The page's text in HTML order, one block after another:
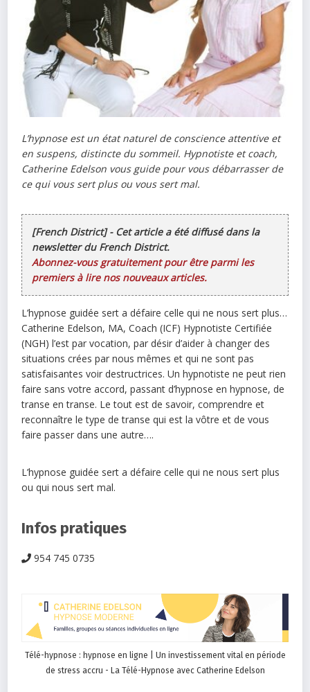
L’hypnose est un état naturel de conscience attentive et
en suspens, distincte du sommeil. Hypnotiste et coach,
Catherine Edelson vous guide pour vous débarrasser de
ce qui vous sert plus ou vous sert mal.
[French District] - Cet article a été diffusé dans la
newsletter du French District.
Abonnez-vous gratuitement pour être parmi les
premiers à lire nos nouveaux articles.
L’hypnose guidée sert a défaire celle qui ne nous sert plus…
Catherine Edelson, MA, Coach (ICF) Hypnotiste Certifiée
(NGH) l’est par vocation, par désir d’aider à changer des
situations crées par nous mêmes et qui ne sont pas
satisfaisantes voir destructrices. Un hypnotiste ne peut rien
faire sans votre accord, passant d’hypnose en hypnose, de
transe en transe. Le tout est de savoir, comprendre et
reconnaître le type de transe qui est la vôtre et de vous
faire passer dans une autre….
L’hypnose guidée sert a défaire celle qui ne nous sert plus
ou qui nous sert mal.
Infos pratiques
954 745 0735
Télé-hypnose : hypnose en ligne | Un investissement vital en période
de stress accru - La Télé-Hypnose avec Catherine Edelson